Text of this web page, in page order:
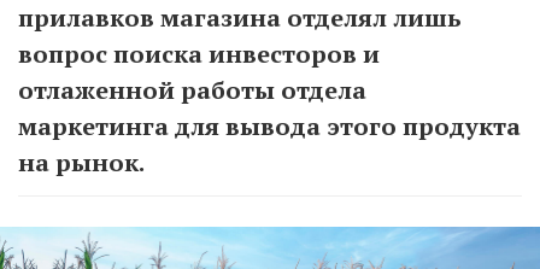
прилавков магазина отделял лишь
вопрос поиска инвесторов и
отлаженной работы отдела
маркетинга для вывода этого продукта
на рынок.